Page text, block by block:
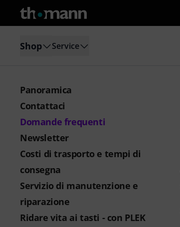
Shop Service
Panoramica
Contattaci
Domande frequenti
Newsletter
Costi di trasporto e tempi di
consegna
Servizio di manutenzione e
riparazione
Ridare vita ai tasti - con PLEK